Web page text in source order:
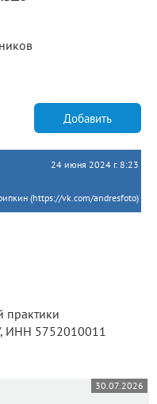
Добавить
24 июня 2024 г. 8:23
(https://vk.com/andresfoto)
ИНН 5752010011
30.07.2026